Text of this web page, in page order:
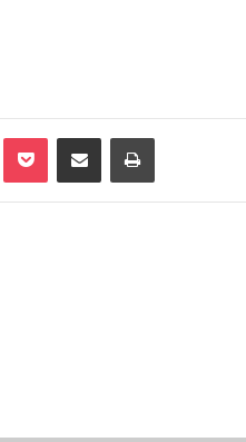
Pocket Podijeli putem Emaila Print